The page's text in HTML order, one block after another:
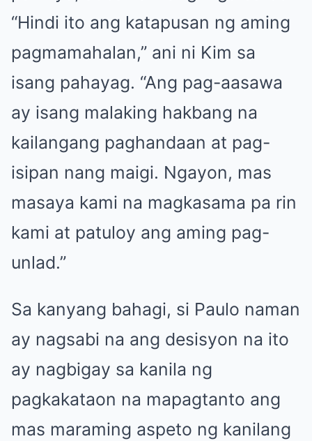
“Hindi ito ang katapusan ng aming
pagmamahalan,” ani ni Kim sa
isang pahayag. “Ang pag-aasawa
ay isang malaking hakbang na
kailangang paghandaan at pag-
isipan nang maigi. Ngayon, mas
masaya kami na magkasama pa rin
kami at patuloy ang aming pag-
unlad.”
Sa kanyang bahagi, si Paulo naman
ay nagsabi na ang desisyon na ito
ay nagbigay sa kanila ng
pagkakataon na mapagtanto ang
mas maraming aspeto ng kanilang